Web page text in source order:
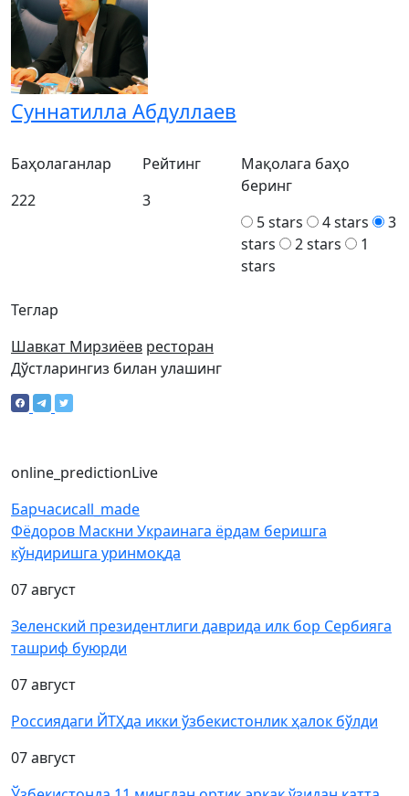
Суннатилла Абдуллаев
Теглар
Шавкат Мирзиёев ресторан
Баҳолаганлар
222
Рейтинг
3
Мақолага баҳо
беринг
5 stars
4 stars
3
stars
2 stars
1
stars
Дўстларингиз билан улашинг
online_predictionLive
Барчасиcall_made
Фёдоров Маскни Украинага ёрдам беришга
кўндиришга уринмоқда
07 август
Зеленский президентлиги даврида илк бор Сербияга
ташриф буюрди
07 август
Россиядаги ЙТҲда икки ўзбекистонлик ҳалок бўлди
07 август